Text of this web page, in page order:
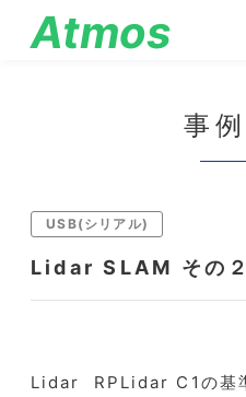
Atmos
事
USB(シリアル)
Lidar SLAM その２
Lidar RPLidar C1の基